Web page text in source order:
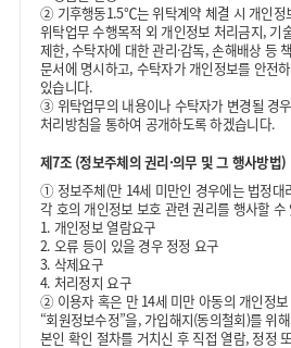
② 기후행동1.5℃는 위탁계약 체결 시 개인정
위탁업무 수행목적 외 개인정보 처리금지, 기
제한, 수탁자에 대한 관리·감독, 손해배상 등
문서에 명시하고, 수탁자가 개인정보를 안전
있습니다.
③ 위탁업무의 내용이나 수탁자가 변경될 경
처리방침을 통하여 공개하도록 하겠습니다.
제7조 (정보주체의 권리·의무 및 그 행사방법)
① 정보주체(만 14세 미만인 경우에는 법정
각 호의 개인정보 보호 관련 권리를 행사할 수
1. 개인정보 열람요구
2. 오류 등이 있을 경우 정정 요구
3. 삭제요구
4. 처리정지 요구
② 이용자 혹은 만 14세 미만 아동의 개인정
“회원정보수정”을, 가입해지(동의철회)를 위
본인 확인 절차를 거치신 후 직접 열람, 정정